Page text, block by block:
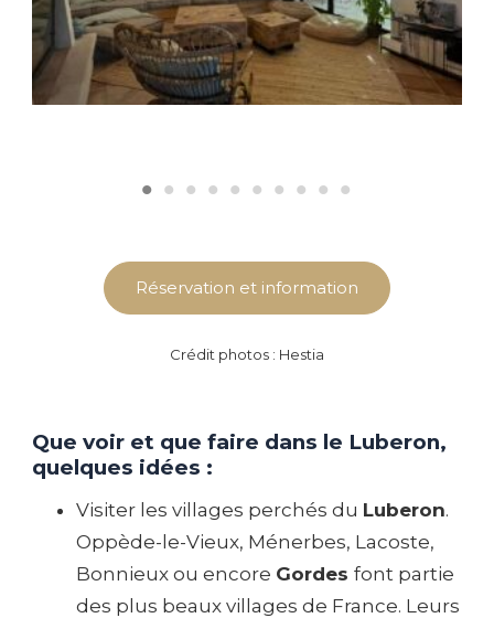
Réservation et information
Crédit photos : Hestia
Que voir et que faire dans le Luberon,
quelques idées :
Visiter les villages perchés du Luberon.
Oppède-le-Vieux, Ménerbes, Lacoste,
Bonnieux ou encore Gordes font partie
des plus beaux villages de France. Leurs